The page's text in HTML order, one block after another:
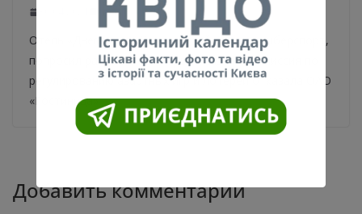
Отель «Днепр», где Кохановский обещал киберспорт,
попросил разрешение открыть казино. Комиссия по
регулированию азартных игр и лотерей отказала ОАО
«Гостиница»
Добавить комментарий